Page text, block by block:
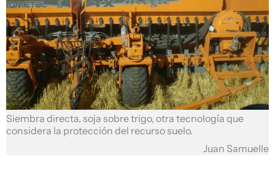
Siembra directa, soja sobre trigo, otra tecnología que
considera la protección del recurso suelo.
Juan Samuelle